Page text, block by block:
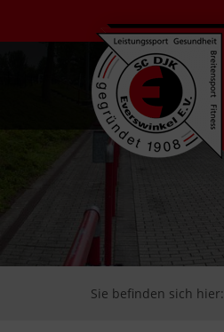
Sie befinden sich hier: